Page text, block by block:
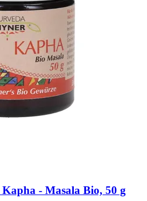
Kapha -​ Masala Bio, 50 g